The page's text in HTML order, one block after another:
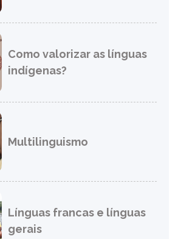
Como valorizar as línguas
indígenas?
Multilinguismo
Línguas francas e línguas
gerais